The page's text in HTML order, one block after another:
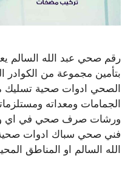
رقم صحي عبد الله السالم
بتأمين مجموعة من
الصحي ادوات صحية
الجمامات ومعداته
ورشات صرف صحي في اي
فني صحي سباك ادوات
الله السالم او المناطق